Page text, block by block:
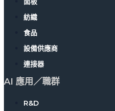
紡織
食品
設備供應商
連接器
AI 應用／職群
R&D